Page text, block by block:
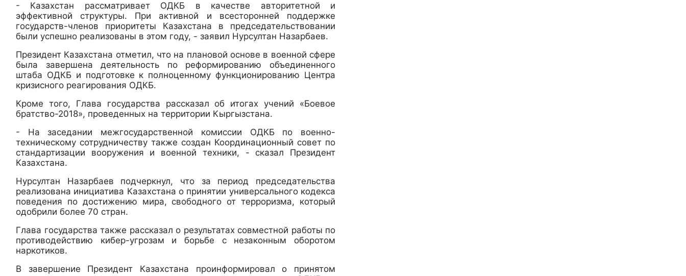
- Казахстан рассматривает ОДКБ в качестве авторитетной и
эффективной структуры. При активной и всесторонней поддержке
государств-членов приоритеты Казахстана в председательствовании
были успешно реализованы в этом году, - заявил Нурсултан Назарбаев.
Президент Казахстана отметил, что на плановой основе в военной сфере
была завершена деятельность по реформированию объединенного
штаба ОДКБ и подготовке к полноценному функционированию Центра
кризисного реагирования ОДКБ.
Кроме того, Глава государства рассказал об итогах учений «Боевое
братство-2018», проведенных на территории Кыргызстана.
- На заседании межгосударственной комиссии ОДКБ по военно-
техническому сотрудничеству также создан Координационный совет по
стандартизации вооружения и военной техники, - сказал Президент
Казахстана.
Нурсултан Назарбаев подчеркнул, что за период председательства
реализована инициатива Казахстана о принятии универсального кодекса
поведения по достижению мира, свободного от терроризма, который
одобрили более 70 стран.
Глава государства также рассказал о результатах совместной работы по
противодействию кибер-угрозам и борьбе с незаконным оборотом
наркотиков.
В завершение Президент Казахстана проинформировал о принятом